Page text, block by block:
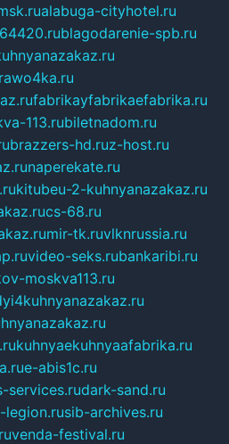
alabuga-cityhotel.ru
blagodarenie-spb.ru
fabrikayfabrikaefabrika.ru
113.rubiletnadom.ru
brazzers-hd.ruz-host.ru
naperekate.ru
kitubeu-2-kuhnyanazakaz.ru
cs-68.ru
mir-tk.ruvlknrussia.ru
video-seks.rubankaribi.ru
moskva113.ru
kuhnyaekuhnyaafabrika.ru
e-abis1c.ru
services.rudark-sand.ru
legion.rusib-archives.ru
venda-festival.ru